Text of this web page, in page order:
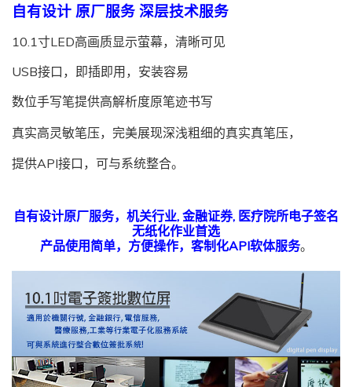
自有设计 原厂服务 深层技术服务
10.1寸LED高画质显示萤幕，清晰可见
USB接口，即插即用，安装容易
数位手写笔提供高解析度原笔迹书写
真实高灵敏笔压， 完美展现深浅粗细的真实真笔压，
提供API接口，可与系统整合。
自有设计原厂服务，机关行业, 金融证券, 医疗院所电子签名
无纸化作业首选
产品使用简单，方便操作，客制化API软体服务。